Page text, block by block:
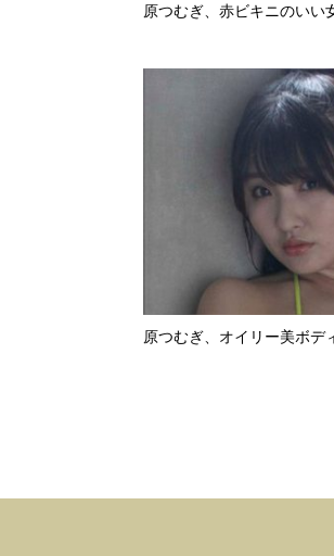
原つむぎ、赤ビキニのいい
原つむぎ、オイリー美ボデ